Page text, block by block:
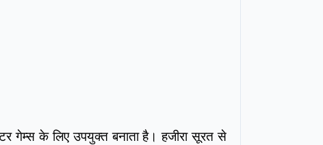
गेम्स के लिए उपयुक्त बनाता है। हजीरा सूरत से